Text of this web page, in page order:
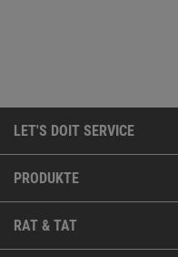
LET'S DOIT SERVICE
PRODUKTE
RAT & TAT